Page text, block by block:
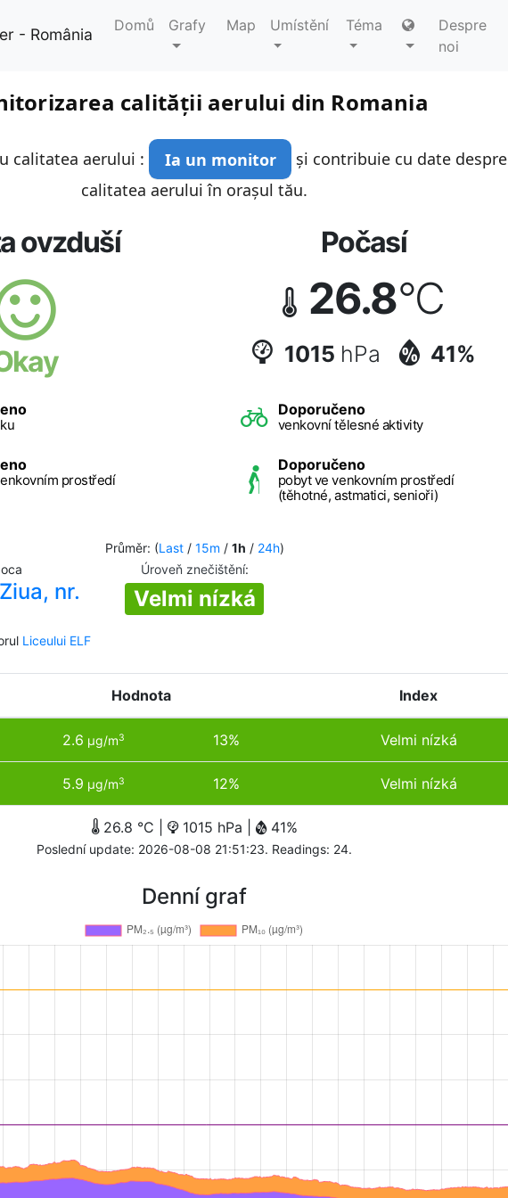
- România Domů Grafy Map Umístění Téma
Despre
noi
calității aerului din Romania
calitatea aerului : Ia un monitor
și contribuie cu date despre
calitatea aerului în orașul tău.
ovzduší Počasí
26.8°C
1015 hPa 41%
Doporučeno
venkovní tělesné aktivity
prostředí
Doporučeno
pobyt ve venkovním prostředí
(těhotné, astmatici, senioři)
Průměr: (Last/ 15m / 1h / 24h)
nr.
Liceului ELF
Úroveň znečištění:
Velmi nízká
Hodnota Index
2.6 µg/m3 13% Velmi nízká
5.9 µg/m3 12% Velmi nízká
26.8 °C | 1015 hPa | 41%
Poslední update: 2026-08-08 21:51:23. Readings: 24.
Denní graf